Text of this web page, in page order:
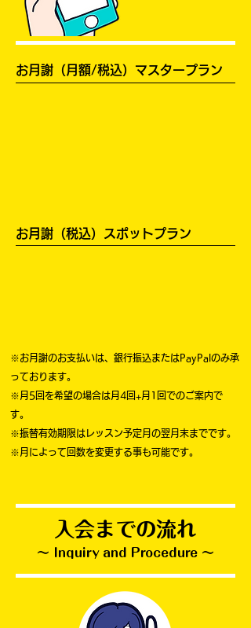
お月謝（月額/税込）マスタープラン
お月謝（税込）スポットプラン
※お月謝のお支払いは、銀行振込またはPayPalのみ承
っております。
​※月5回を希望の場合は月4回+月1回でのご案内で
す。
※振替有効期限はレッスン予定月の翌月末までです。
※月によって回数を変更する事も可能です。
入会までの流れ
〜 Inquiry and Procedure 〜